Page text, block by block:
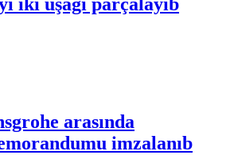
iki uşağı parçalayıb
arasında
imzalanıb